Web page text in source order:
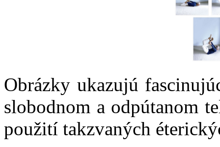
Obrázky ukazujú
slobodnom a odpútanom
použití takzvaných